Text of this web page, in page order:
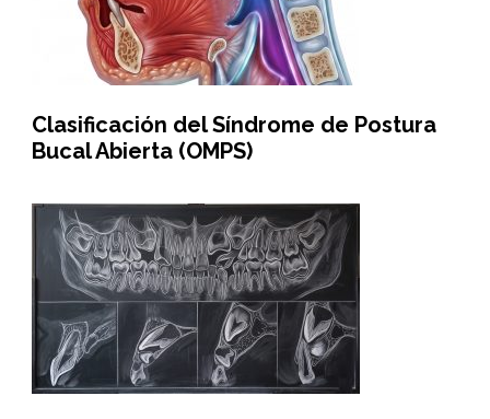
Clasificación del Síndrome de Postura
Bucal Abierta (OMPS)